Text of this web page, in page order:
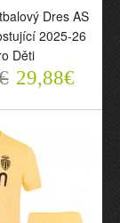
Hostující
pro Děti
29,88€
Dres AS
2025-26
Děti
29,88€